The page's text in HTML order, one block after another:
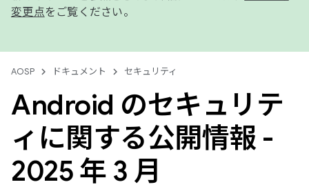
変更点をご覧ください。
AOSP ドキュメント セキュリティ
Android のセキュリテ
ィに関する公開情報 -
2025 年 3 月